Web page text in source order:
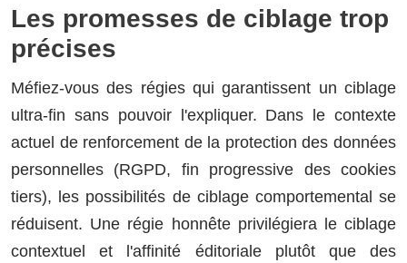
Les promesses de ciblage trop
précises
Méfiez-vous des régies qui garantissent un ciblage
ultra-fin sans pouvoir l'expliquer. Dans le contexte
actuel de renforcement de la protection des données
personnelles (RGPD, fin progressive des cookies
tiers), les possibilités de ciblage comportemental se
réduisent. Une régie honnête privilégiera le ciblage
contextuel et l'affinité éditoriale plutôt que des